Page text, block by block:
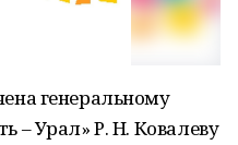
генеральному
– Урал» Р. Н. Ковалеву